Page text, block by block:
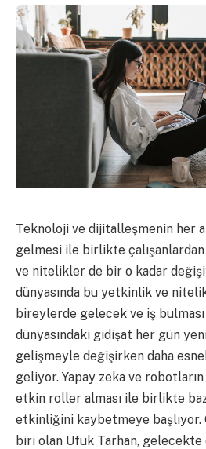
Teknoloji ve dijitalleşmenin her
gelmesi ile birlikte
ve nitelikler de bir o kadar
dünyasında bu yetkinlik ve
bireylerde gelecek ve iş bulması
dünyasındaki gidişat her gün
gelişmeyle değişirken daha
geliyor. Yapay zeka ve robotların
etkin roller alması ile birlikte
etkinliğini kaybetmeye
biri olan Ufuk Tarhan,